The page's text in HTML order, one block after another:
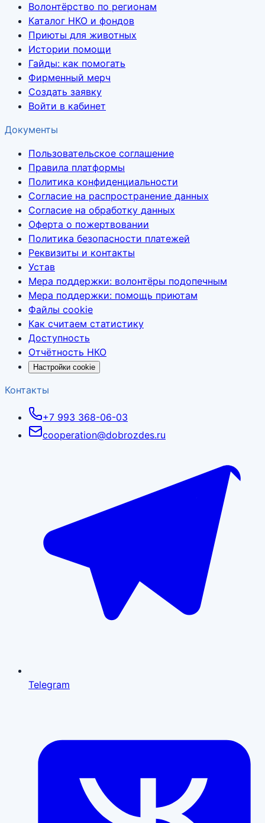
Волонтёрство по регионам
Каталог НКО и фондов
Приюты для животных
Истории помощи
Гайды: как помогать
Фирменный мерч
Создать заявку
Войти в кабинет
Документы
Пользовательское соглашение
Правила платформы
Политика конфиденциальности
Согласие на распространение данных
Согласие на обработку данных
Оферта о пожертвовании
Политика безопасности платежей
Реквизиты и контакты
Устав
Мера поддержки: волонтёры подопечным
Мера поддержки: помощь приютам
Файлы cookie
Как считаем статистику
Доступность
Отчётность НКО
Настройки cookie
Контакты
+7 993 368-06-03
cooperation@dobrozdes.ru
Telegram